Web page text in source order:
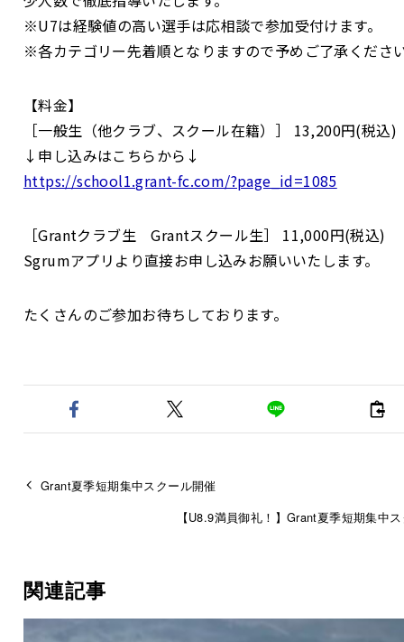
※U7は経験値の高い選手は応相談で参加受付けます。
※各カテゴリー先着順となりますので予めご了承くださ
【料金】
［一般生（他クラブ、スクール在籍）］ 13,200円(税込)
↓申し込みはこちらから↓
https://school1.grant-fc.com/?page_id=1085
［Grantクラブ生 Grantスクール生］ 11,000円(税込)
Sgrumアプリより直接お申し込みお願いいたします。
たくさんのご参加お待ちしております。
Grant夏季短期集中スクール開催
【U8.9満員御礼！】Grant夏季短期集中
関連記事